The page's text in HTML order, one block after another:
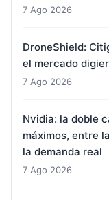
7 Ago 2026
DroneShield:
el mercado
7 Ago 2026
Nvidia: la doble
máximos, entre
la demanda real
7 Ago 2026